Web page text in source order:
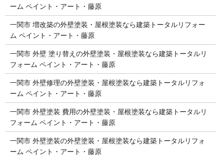
ーム ペイント・アート・藤原
一関市 増改築の外壁塗装・屋根塗装なら建築トータルリフォー
ム ペイント・アート・藤原
一関市 外壁 塗り替えの外壁塗装・屋根塗装なら建築トータルリ
フォーム ペイント・アート・藤原
一関市 外壁修理の外壁塗装・屋根塗装なら建築トータルリフォ
ーム ペイント・アート・藤原
一関市 外壁塗装 費用の外壁塗装・屋根塗装なら建築トータルリ
フォーム ペイント・アート・藤原
一関市 外壁塗装の外壁塗装・屋根塗装なら建築トータルリフォ
ーム ペイント・アート・藤原